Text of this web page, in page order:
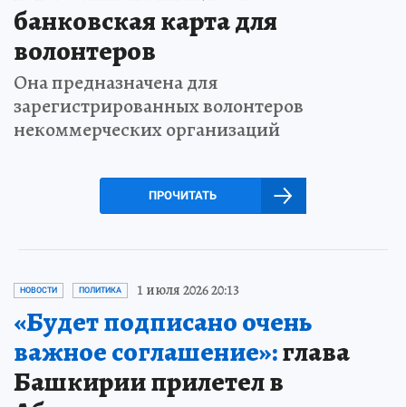
банковская карта для
волонтеров
Она предназначена для
зарегистрированных волонтеров
некоммерческих организаций
ПРОЧИТАТЬ
НОВОСТИ ПОЛИТИКА 1 июля 2026 20:13
«Будет подписано очень
важное соглашение»:глава
Башкирии прилетел в